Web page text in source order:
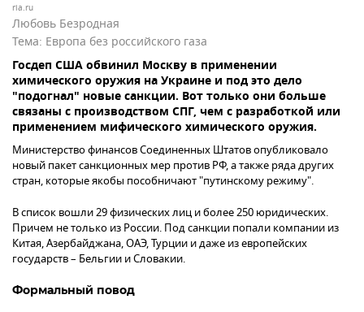
ria.ru
Любовь Безродная
Тема: Европа без российского газа
Госдеп США обвинил Москву в применении
химического оружия на Украине и под это дело
"подогнал" новые санкции. Вот только они больше
связаны с производством СПГ, чем с разработкой или
применением мифического химического оружия.
Министерство финансов Соединенных Штатов опубликовало
новый пакет санкционных мер против РФ, а также ряда других
стран, которые якобы пособничают "путинскому режиму".
В список вошли 29 физических лиц и более 250 юридических.
Причем не только из России. Под санкции попали компании из
Китая, Азербайджана, ОАЭ, Турции и даже из европейских
государств – Бельгии и Словакии.
Формальный повод